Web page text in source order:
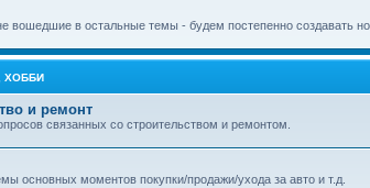
вошедшие в остальные темы - будем постепенно создавать
ХОББИ
и ремонт
связанных со строительством и ремонтом.
основных моментов покупки/продажи/ухода за авто и т.д.